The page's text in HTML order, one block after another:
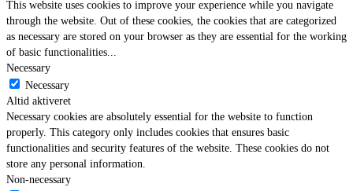
This website uses cookies to improve your experience while you navigate
through the website. Out of these cookies, the cookies that are categorized
as necessary are stored on your browser as they are essential for the working
of basic functionalities
Necessary
Necessary
Altid aktiveret
Necessary cookies are absolutely essential for the website to function
properly. This category only includes cookies that ensures basic
functionalities and security features of the website. These cookies do not
store any personal information.
Non-necessary